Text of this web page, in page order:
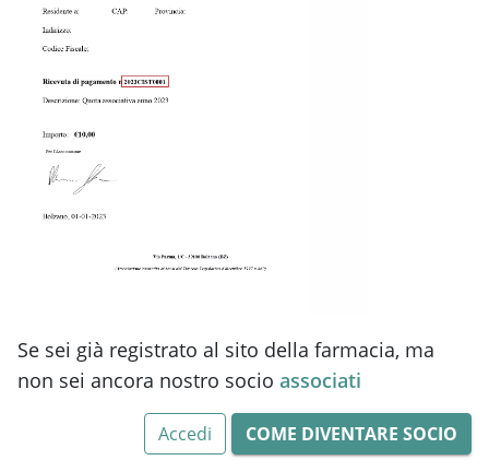
Se sei già registrato al sito della farmacia, ma
non sei ancora nostro socio associati
Accedi COME DIVENTARE SOCIO